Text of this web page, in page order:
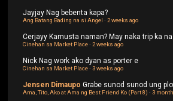
JayjayNag bebenta kapa?
Ang Batang Bading na si Angel ·2 weeks ago
CerjayyKamusta naman? May naka trip ka
Cinehan sa Market Place·2 weeks ago
NickNag work ako dyan as porter e
Cinehan sa Market Place·3 weeks ago
Jensen Dimaupo Grabe sunod sunod ung
Ama, Tito, Ako at Ama ng Best Friend Ko (Part 8) ·3